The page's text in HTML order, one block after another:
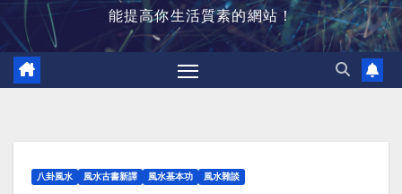
能提高你生活質素的網站！
八卦風水 風水古書新譯 風水基本功 風水雜談